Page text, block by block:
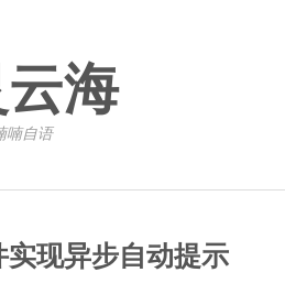
海
喃自语
实现异步自动提示